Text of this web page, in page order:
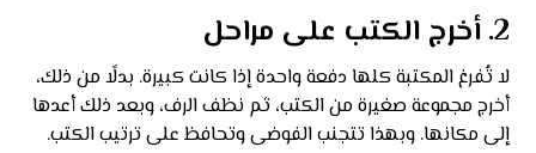
2. أخرج الكتب على مراحل
لا تُفرغ المكتبة كلها دفعة واحدة إذا كانت كبيرة. بدلًا من ذلك،
أخرج مجموعة صغيرة من الكتب، ثم نظف الرف، وبعد ذلك أعدها
إلى مكانها. وبهذا تتجنب الفوضى وتحافظ على ترتيب الكتب.